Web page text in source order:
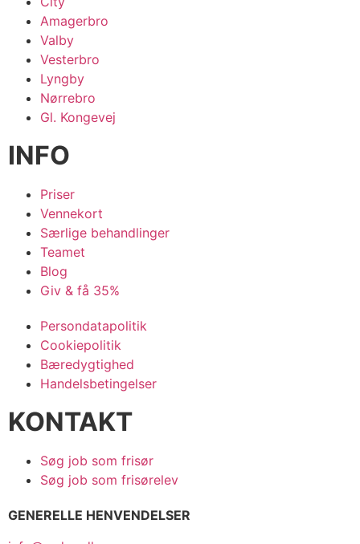
Amagerbro
Valby
Vesterbro
Lyngby
Nørrebro
Gl. Kongevej
INFO
Priser
Vennekort
Særlige behandlinger
Teamet
Blog
Giv & få 35%
Persondatapolitik
Cookiepolitik
Bæredygtighed
Handelsbetingelser
KONTAKT
Søg job som frisør
Søg job som frisørelev
GENERELLE HENVENDELSER